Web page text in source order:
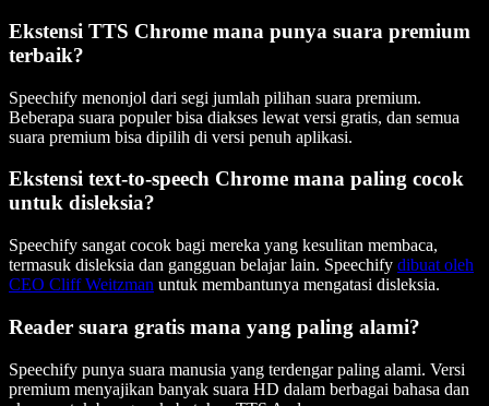
Ekstensi TTS Chrome mana punya suara premium
terbaik?
Speechify menonjol dari segi jumlah pilihan suara premium.
Beberapa suara populer bisa diakses lewat versi gratis, dan semua
suara premium bisa dipilih di versi penuh aplikasi.
Ekstensi text-to-speech Chrome mana paling cocok
untuk disleksia?
Speechify sangat cocok bagi mereka yang kesulitan membaca,
termasuk disleksia dan gangguan belajar lain. Speechify dibuat oleh
CEO Cliff Weitzman untuk membantunya mengatasi disleksia.
Reader suara gratis mana yang paling alami?
Speechify punya suara manusia yang terdengar paling alami. Versi
premium menyajikan banyak suara HD dalam berbagai bahasa dan